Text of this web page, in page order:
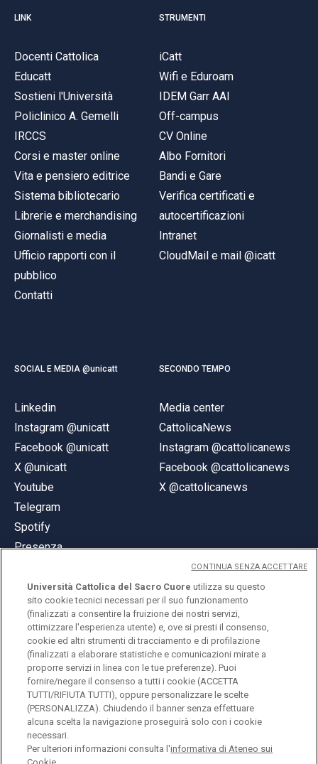
LINK
Docenti Cattolica
Educatt
Sostieni l'Università
Policlinico A. Gemelli
IRCCS
Corsi e master online
Vita e pensiero editrice
Sistema bibliotecario
Librerie e merchandising
Giornalisti e media
Ufficio rapporti con il
pubblico
Contatti
STRUMENTI
iCatt
Wifi e Eduroam
IDEM Garr AAI
Off-campus
CV Online
Albo Fornitori
Bandi e Gare
Verifica certificati e
autocertificazioni
Intranet
CloudMail e mail @icatt
SOCIAL E MEDIA @unicatt
Linkedin
Instagram @unicatt
Facebook @unicatt
X @unicatt
Youtube
Telegram
Spotify
Presenza
SECONDO TEMPO
Media center
CattolicaNews
Instagram @cattolicanews
Facebook @cattolicanews
X @cattolicanews
© Università Cattolica del Sacro Cuore
Largo A. Gemelli 1, 20123 Milano
PI 02133120150
ENGLISH
Università Cattolica del Sacro Cuore utilizza su questo
sito cookie tecnici necessari per il suo funzionamento
(finalizzati a consentire la fruizione dei nostri servizi,
ottimizzare l'esperienza utente) e, ove si presti il consenso,
cookie ed altri strumenti di tracciamento e di profilazione
(finalizzati a elaborare statistiche e comunicazioni mirate a
proporre servizi in linea con le tue preferenze). Puoi
fornire/negare il consenso a tutti i cookie (ACCETTA
TUTTI/RIFIUTA TUTTI), oppure personalizzare le scelte
(PERSONALIZZA). Chiudendo il banner senza effettuare
alcuna scelta la navigazione proseguirà solo con i cookie
necessari.
Per ulteriori informazioni consulta l'informativa di Ateneo sui
CONTINUA SENZA ACCETTARE